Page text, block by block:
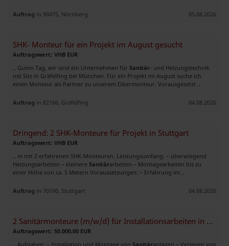
Auftrag in 90475, Nürnberg 05.08.2026
SHK- Monteur für ein Projekt im August gesucht
Auftragswert: VHB EUR
.. Guten Tag, wir sind ein Unternehmen für Sanitär- und Heizungstechnik
mit Sitz in Gräfelfing bei München. Für ein Projekt im August suche ich
einen Monteur als Partner zu unserem Obermonteur. Vorausgesetzt ..
Auftrag in 82166, Gräfelfing 04.08.2026
Dringend: 2 SHK-Monteure für Projekt in Stuttgart
Auftragswert: VHB EUR
.. m mit 2 erfahrenen SHK-Monteuren. Leistungsumfang: – überwiegend
Heizungsarbeiten – kleinere Sanitärarbeiten – Montagearbeiten bis zu
einer Höhe von ca. 5 Metern Voraussetzungen: – Erfahrung im ..
Auftrag in 70190, Stuttgart 04.08.2026
2 Sanitärmonteure (m/w/d) für Installationsarbeiten in Rosenheim gesuc
Auftragswert: 50.000,00 EUR
.. Aufgaben: – Installation und Montage von Sanitäranlagen – Verlegen von